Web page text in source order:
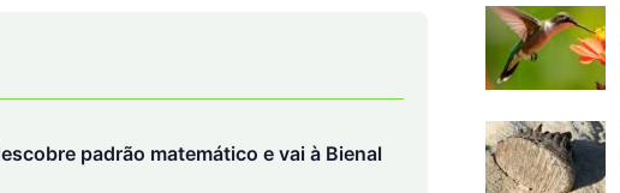
padrão matemático e vai à Bienal